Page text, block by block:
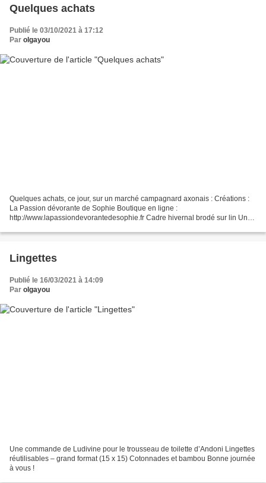
Quelques achats
Publié le 03/10/2021 à 17:12
Par olgayou
Quelques achats, ce jour, sur un marché campagnard axonais : Créations :
La Passion dévorante de Sophie Boutique en ligne :
http://www.lapassiondevorantedesophie.fr Cadre hivernal brodé sur lin Une
Lingettes
Publié le 16/03/2021 à 14:09
Par olgayou
Une commande de Ludivine pour le trousseau de toilette d’Andoni Lingettes
réutilisables – grand format (15 x 15) Cotonnades et bambou Bonne journée
à vous !